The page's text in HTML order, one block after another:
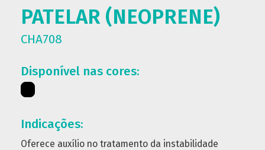
PATELAR (NEOPRENE)
CHA708
Disponível nas cores:
Indicações:
Oferece auxílio no tratamento da instabilidade